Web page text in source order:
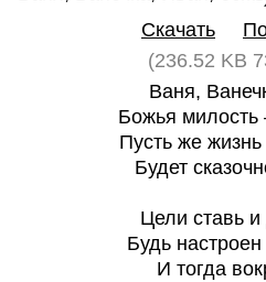
Скачать
(236.52 KB
Ваня,
Божья
Пусть же жизнь
Будет
Цели ставь и
Будь
И тогда